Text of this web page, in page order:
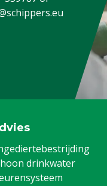
drinkwater